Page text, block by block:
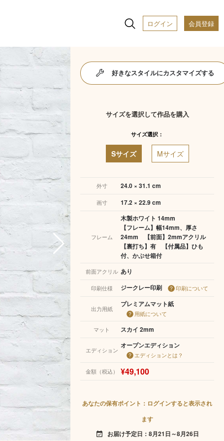
ログイン 会員登録
好きなスタイルにカスタマイズする
サイズを選択して作品を購入
サイズ選択：
Sサイズ Mサイズ
外寸 24.0 × 31.1 cm
画寸 17.2 × 22.9 cm
フレーム
木製ホワイト 14mm
【フレーム】幅14mm、厚さ
24mm 【前面】2mmアクリル
【裏打ち】有 【付属品】ひも
付、かぶせ箱付
前面アクリル あり
印刷仕様 ジークレー印刷 印刷について
出力用紙
プレミアムマット紙
用紙について
マット
スカイ 2mm
エディション
オープンエディション
エディションとは？
金額（税込） ¥49,100
あなたの保有ポイント：ログインすると表示され
ます
event_available お届け予定日：8月21日～8月26日